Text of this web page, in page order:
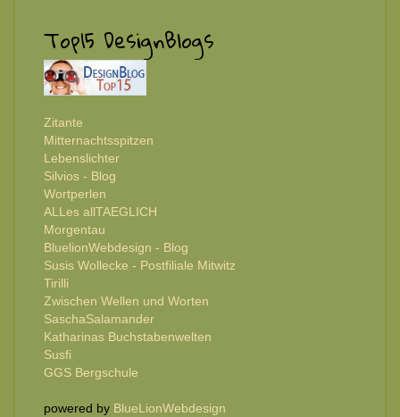
Top15 DesignBlogs
Zitante
Mitternachtsspitzen
Lebenslichter
Silvios - Blog
Wortperlen
ALLes allTAEGLICH
Morgentau
BluelionWebdesign - Blog
Susis Wollecke - Postfiliale Mitwitz
Tirilli
Zwischen Wellen und Worten
SaschaSalamander
Katharinas Buchstabenwelten
Susfi
GGS Bergschule
powered by BlueLionWebdesign